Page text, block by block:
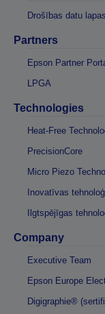
Drošības datu lapas
Partners
Epson Partner
LPGA
Technologies
Heat-Free
PrecisionCore
Micro Piezo
Inovatīvas
Ilgtspējīgas
Company
Executive Team
Epson Europe
Digigraphie®